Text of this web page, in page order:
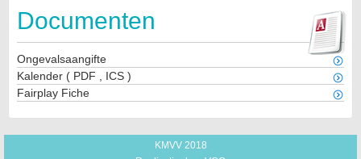
Documenten
Ongevalsaangifte
Kalender ( PDF ICS )
Fairplay Fiche
KMVV 2018